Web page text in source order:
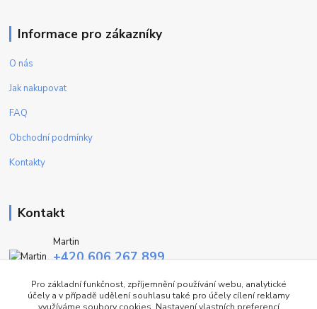
Informace pro zákazníky
O nás
Jak nakupovat
FAQ
Obchodní podmínky
Kontakty
Kontakt
Martin
+420 606 267 899
info@fashiontrend.cz
Pro základní funkčnost, zpříjemnění používání webu, analytické
účely a v případě udělení souhlasu také pro účely cílení reklamy